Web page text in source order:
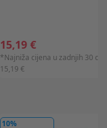
15,19 €
*Najniža cijena u zadnjih 30
15,19 €
10%